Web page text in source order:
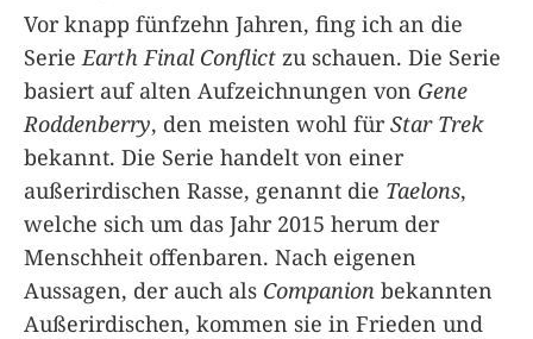
Vor knapp fünfzehn Jahren, fing ich an die
Serie Earth Final Conflict zu schauen. Die Serie
basiert auf alten Aufzeichnungen von Gene
Roddenberry, den meisten wohl fürStar Trek
bekannt. Die Serie handelt von einer
außerirdischen Rasse, genannt die Taelons,
welche sich um das Jahr 2015 herum der
Menschheit offenbaren. Nach eigenen
Aussagen, der auch als Companion bekannten
Außerirdischen, kommen sie in Frieden und